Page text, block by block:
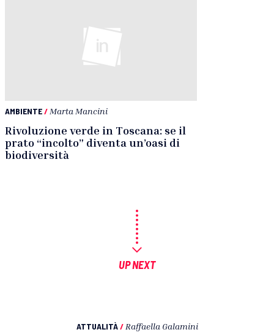
AMBIENTE/ Marta Mancini
Rivoluzione verde in Toscana: se il
prato “incolto” diventa un’oasi di
biodiversità
UP NEXT
ATTUALITÀ / Raffaella Galamini